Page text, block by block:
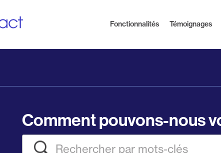
Fonctionnalités Témoignages
Comment pouvons-nous
Rechercher